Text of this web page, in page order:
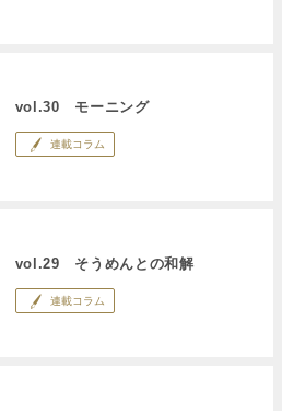
vol.30 モーニング
連載コラム
vol.29 そうめんとの和解
連載コラム